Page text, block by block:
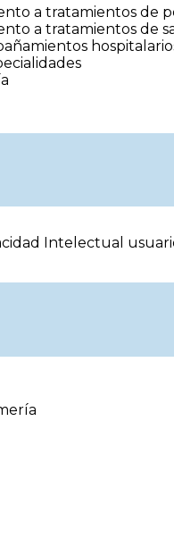
a tratamientos de
a tratamientos de
Intelectual